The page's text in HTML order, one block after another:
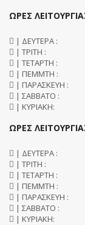
ΩΡΕΣ
| ΔΕΥΤΕΡΑ :
| ΤΡΙΤΗ :
| ΤΕΤΑΡΤΗ :
| ΠΕΜΜΤΗ :
| ΠΑΡΑΣΚΕΥΗ :
| ΣΑΒΒΑΤΟ :
| ΚΥΡΙΑΚΗ:
ΩΡΕΣ
| ΔΕΥΤΕΡΑ :
| ΤΡΙΤΗ :
| ΤΕΤΑΡΤΗ :
| ΠΕΜΜΤΗ :
| ΠΑΡΑΣΚΕΥΗ :
| ΣΑΒΒΑΤΟ :
| ΚΥΡΙΑΚΗ: